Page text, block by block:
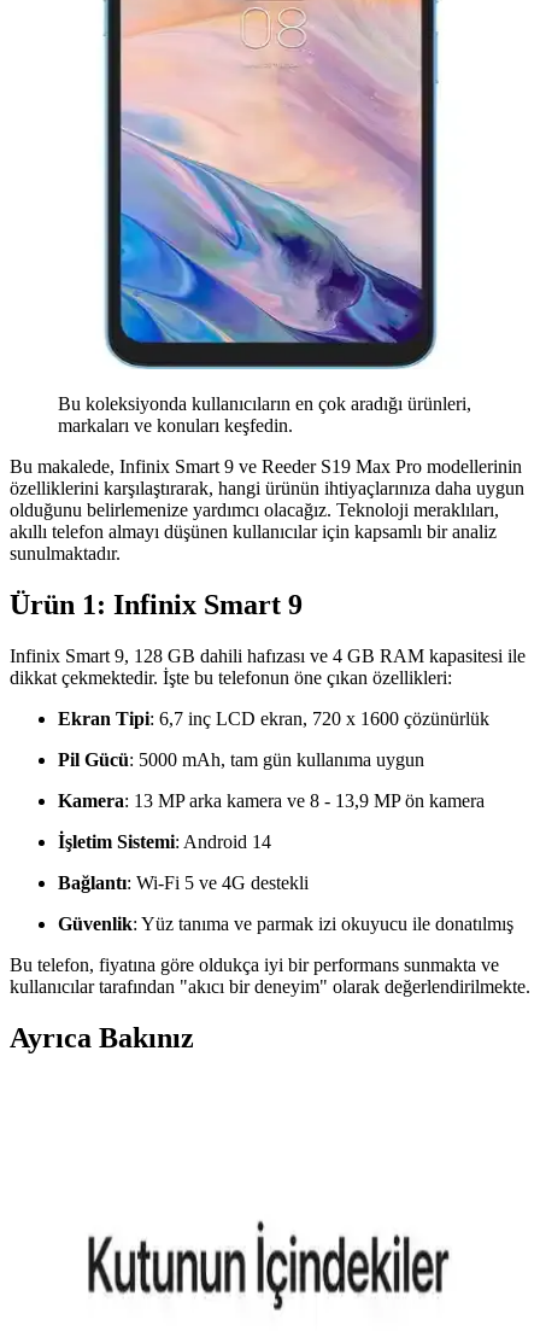
Bu koleksiyonda kullanıcıların en çok aradığı ürünleri,
markaları ve konuları keşfedin.
Bu makalede, Infinix Smart 9 ve Reeder S19 Max Pro modellerinin
özelliklerini karşılaştırarak, hangi ürünün ihtiyaçlarınıza daha uygun
olduğunu belirlemenize yardımcı olacağız. Teknoloji meraklıları,
akıllı telefon almayı düşünen kullanıcılar için kapsamlı bir analiz
sunulmaktadır.
Ürün 1: Infinix Smart 9
Infinix Smart 9, 128 GB dahili hafızası ve 4 GB RAM kapasitesi ile
dikkat çekmektedir. İşte bu telefonun öne çıkan özellikleri:
Ekran Tipi: 6,7 inç LCD ekran, 720 x 1600 çözünürlük
Pil Gücü: 5000 mAh, tam gün kullanıma uygun
Kamera: 13 MP arka kamera ve 8 - 13,9 MP ön kamera
İşletim Sistemi: Android 14
Bağlantı: Wi-Fi 5 ve 4G destekli
Güvenlik: Yüz tanıma ve parmak izi okuyucu ile donatılmış
Bu telefon, fiyatına göre oldukça iyi bir performans sunmakta ve
kullanıcılar tarafından "akıcı bir deneyim" olarak değerlendirilmekte.
Ayrıca Bakınız
tasarım ve fonksiyonellik açısından bilgiler içerir.
Reeder P13 Blue Max 2022 ve Lite 2022
Modellerinin Karşılaştırması ve Özellikleri